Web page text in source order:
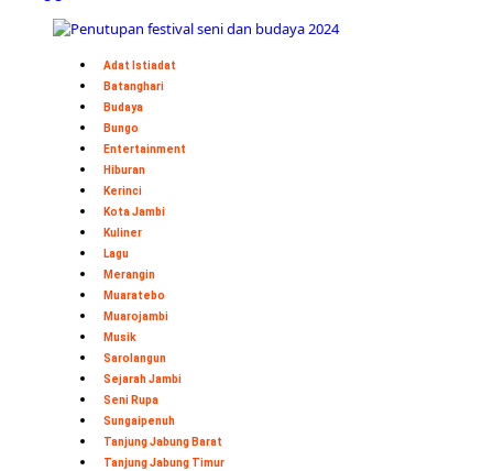
Adat Istiadat
Batanghari
Budaya
Bungo
Entertainment
Hiburan
Kerinci
Kota Jambi
Kuliner
Lagu
Merangin
Muaratebo
Muarojambi
Musik
Sarolangun
Sejarah Jambi
Seni Rupa
Sungaipenuh
Tanjung Jabung Barat
Tanjung Jabung Timur